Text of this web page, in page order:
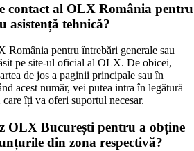
contact al OLX România pentru
asistență tehnică?
România pentru întrebări generale sau
pe site-ul oficial al OLX. De obicei,
de jos a paginii principale sau în
acest număr, vei putea intra în legătură
îți va oferi suportul necesar.
OLX București pentru a obține
din zona respectivă?